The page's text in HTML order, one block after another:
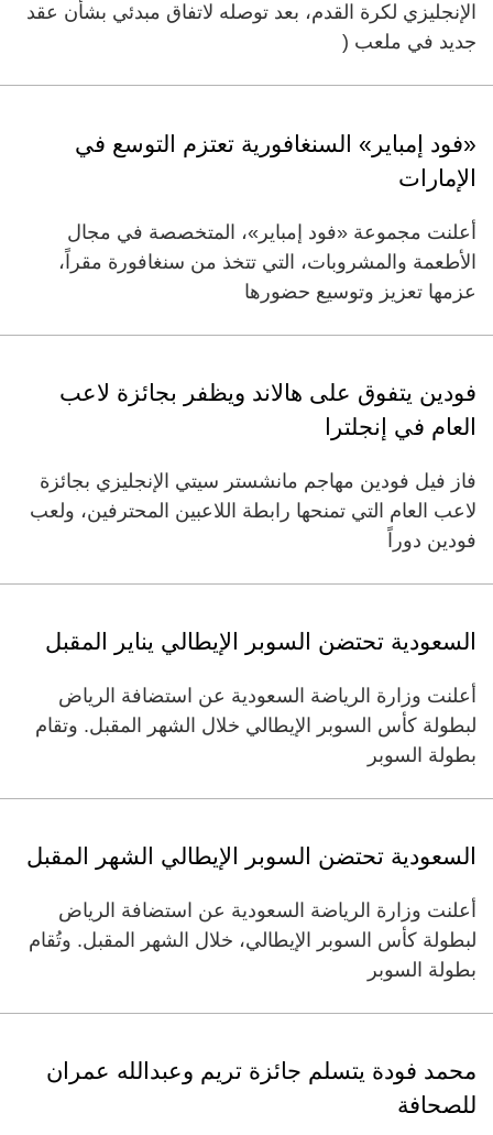
الإنجليزي لكرة القدم، بعد توصله لاتفاق مبدئي بشأن عقد
جديد في ملعب (
«فود إمباير» السنغافورية تعتزم التوسع في
الإمارات
أعلنت مجموعة «فود إمباير»، المتخصصة في مجال
الأطعمة والمشروبات، التي تتخذ من سنغافورة مقراً،
عزمها تعزيز وتوسيع حضورها
فودين يتفوق على هالاند ويظفر بجائزة لاعب
العام في إنجلترا
فاز فيل فودين مهاجم مانشستر سيتي الإنجليزي بجائزة
لاعب العام التي تمنحها رابطة اللاعبين المحترفين، ولعب
فودين دوراً
السعودية تحتضن السوبر الإيطالي يناير المقبل
أعلنت وزارة الرياضة السعودية عن استضافة الرياض
لبطولة كأس السوبر الإيطالي خلال الشهر المقبل. وتقام
بطولة السوبر
السعودية تحتضن السوبر الإيطالي الشهر المقبل
أعلنت وزارة الرياضة السعودية عن استضافة الرياض
لبطولة كأس السوبر الإيطالي، خلال الشهر المقبل. وتُقام
بطولة السوبر
محمد فودة يتسلم جائزة تريم وعبدالله عمران
للصحافة